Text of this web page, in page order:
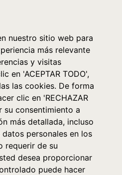
nuestro sitio web para
más relevante
y visitas
en 'ACEPTAR TODO',
las cookies. De forma
clic en 'RECHAZAR
su consentimiento a
más detallada, incluso
personales en los
requerir de su
desea proporcionar
puede hacer